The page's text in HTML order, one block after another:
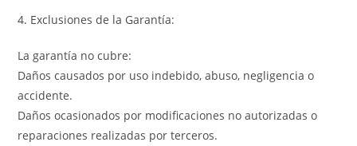
4. Exclusiones de la Garantía:
La garantía no cubre:
Daños causados por uso indebido, abuso, negligencia o
accidente.
Daños ocasionados por modificaciones no autorizadas o
reparaciones realizadas por terceros.